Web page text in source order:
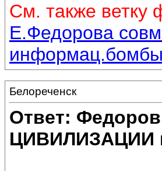
См. также ветку
Е.Федорова
Белореченск
Ответ:
ЦИВИЛИЗАЦИИ